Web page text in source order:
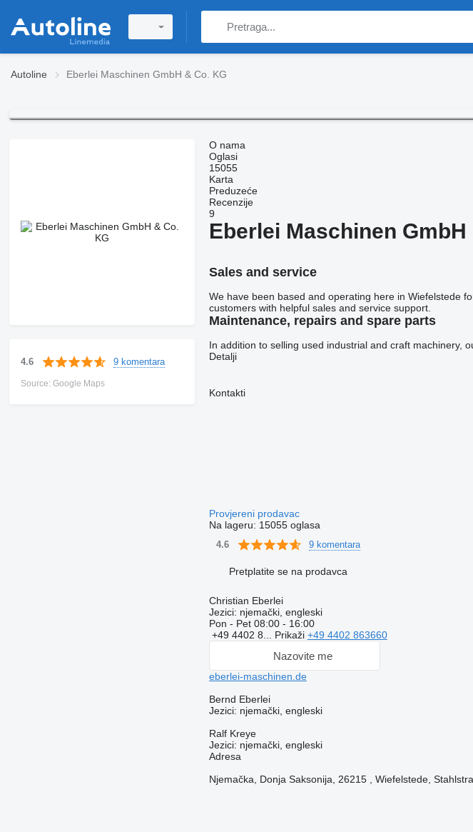
Autoline Eberlei Maschinen GmbH & Co. KG
4.6 9 komentara
Source: Google Maps
O nama
Oglasi
15055
Karta
Preduzeće
Recenzije
9
Eberlei Maschinen GmbH
Sales and service
We have been based and operating here in Wiefelstede
customers with helpful sales and service support.
Maintenance, repairs and spare parts
In addition to selling used industrial and craft machinery,
Detalji
Kontakti
Provjereni prodavac
Na lageru: 15055 oglasa
4.6 9 komentara
Pretplatite se na prodavca
Christian Eberlei
Jezici: njemački, engleski
Pon - Pet 08:00 - 16:00
+49 4402 8... Prikaži +49 4402 863660
Nazovite me
eberlei-maschinen.de
Bernd Eberlei
Jezici: njemački, engleski
Ralf Kreye
Jezici: njemački, engleski
Adresa
Njemačka, Donja Saksonija, 26215 , Wiefelstede,